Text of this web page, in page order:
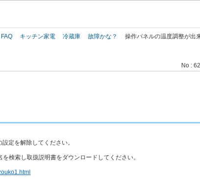
キッチン家電 冷蔵庫 故障かな？
操作パネルの温度調整が出
No :
定を解除してください。
検索し取扱説明書をダウンロードしてください。